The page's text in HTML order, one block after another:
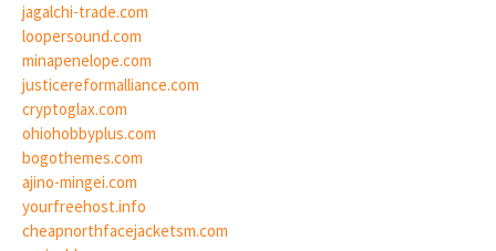
jagalchi-trade.com
loopersound.com
minapenelope.com
justicereformalliance.com
cryptoglax.com
ohiohobbyplus.com
bogothemes.com
ajino-mingei.com
yourfreehost.info
cheapnorthfacejacketsm.com